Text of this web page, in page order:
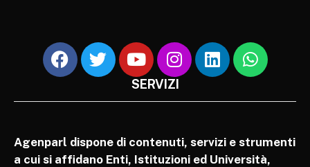
SERVIZI
Agenparl dispone di contenuti, servizi e strumenti
a cui si affidano Enti, Istituzioni ed Università,